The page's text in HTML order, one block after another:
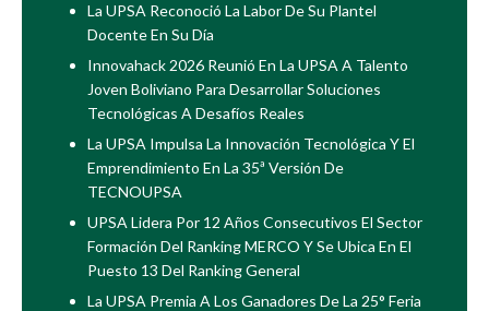
La UPSA Reconoció La Labor De Su Plantel
Docente En Su Día
Innovahack 2026 Reunió En La UPSA A Talento
Joven Boliviano Para Desarrollar Soluciones
Tecnológicas A Desafíos Reales
La UPSA Impulsa La Innovación Tecnológica Y El
Emprendimiento En La 35ª Versión De
TECNOUPSA
UPSA Lidera Por 12 Años Consecutivos El Sector
Formación Del Ranking MERCO Y Se Ubica En El
Puesto 13 Del Ranking General
La UPSA Premia A Los Ganadores De La 25° Feria